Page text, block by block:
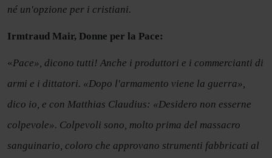
né un'opzione per i cristiani.
Irmtraud Mair, Donne per la Pace:
«Pace», dicono tutti! Anche i produttori e i commercianti di
armi e i dittatori. «Dopo l'armamento viene la guerra»,
dico io, e con Matthias Claudius: «Desidero non esserne
colpevole». Colpevoli sono, molto prima del massacro
sanguinario, coloro che approvano strumenti fabbricati al